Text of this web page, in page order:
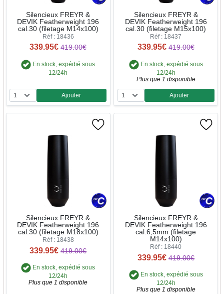
Silencieux FREYR &
DEVIK Featherweight 196
cal.30 (filetage M14x100)
Réf : 18436
339.95€ 419.00€
En stock, expédié sous
12/24h
Quantité
Ajouter
Silencieux FREYR &
DEVIK Featherweight 196
cal.30 (filetage M15x100)
Réf : 18437
339.95€ 419.00€
En stock, expédié sous
12/24h
Plus que 1 disponible
Quantité
Ajouter
Silencieux FREYR &
DEVIK Featherweight 196
cal.30 (filetage M18x100)
Réf : 18438
339.95€ 419.00€
En stock, expédié sous
12/24h
Plus que 1 disponible
Silencieux FREYR &
DEVIK Featherweight 196
cal.6,5mm (filetage
M14x100)
Réf : 18440
339.95€ 419.00€
En stock, expédié sous
12/24h
Plus que 1 disponible